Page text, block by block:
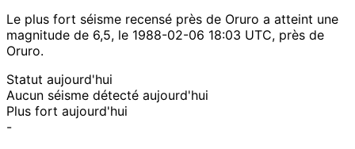
Le plus fort séisme recensé près de Oruro a atteint une
magnitude de 6,5, le 1988-02-06 18:03 UTC, près de
Oruro.
Statut aujourd'hui
Aucun séisme détecté aujourd'hui
Plus fort aujourd'hui
-